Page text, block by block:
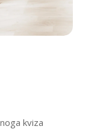
kviza